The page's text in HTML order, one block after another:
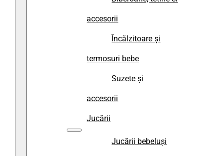
accesorii
Încălzitoare și
termosuri bebe
Suzete și
accesorii
Jucării
Jucării bebeluși